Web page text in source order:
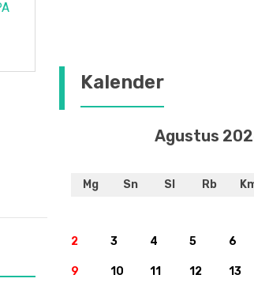
Kalender
Agustus
Mg Sn Sl Rb
2 3 4 5 6
9 10 11 12 13